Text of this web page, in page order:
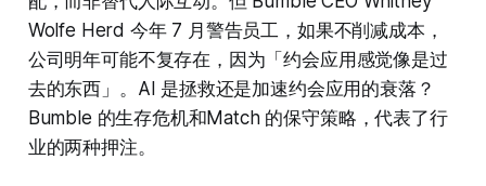
Wolfe Herd 今年 7 月警告员工，如果不削减成本，
公司明年可能不复存在，因为「约会应用感觉像是过
去的东西」。AI 是拯救还是加速约会应用的衰落？
Bumble 的生存危机和Match 的保守策略，代表了行
业的两种押注。